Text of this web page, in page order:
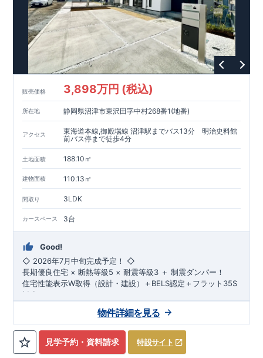
開放感あふれる住空間
制震ダンパーと長期優良住宅仕様により、安心で快適な住まい
を実現。ゆとりある設計で家族みんなが快適に過ごせます。
駅近で利便性良好
伊豆長岡駅まで徒歩圏内で、スーパーや医療機関も近く、毎日
の生活が便利です。
◇ ブルーミングガーデンのこだわり ◇
全棟自社一貫体制
設計・施工・営業を一貫管理。不要な中間マージンを省き、高
品質とコスト効率を両立。
耐震等級3取得
建築基準法の1.5倍の耐震力を確保。災害時も安心して暮らせる
住宅です。
住宅性能評価ダブル取得
能と品質の信頼性を保証します。
長期優良住宅
長期にわたる安心・快適な住まいを実現する住宅です。税制優
遇や中古市場での有利性も兼ね備えています。
充実のアフターサポート
お引渡し後、最大4回の無料点検と60年保証。グループ会社が
責任を持って長期にわたりサポートいたします。
​■--■--■--■--■--■--■--■--■--■--■
現地案内​ 予約受付中！【先行販売】
​資料請求・お電話どちらでも可能です。
​三島営業所直通：0120-1081-15
​​■--■--■--■--■--■--■--■--■--■--■
スマートフォンで見やすい特設サイトはこちら
https://www.e-blooming.com/bukken/79075020/
販売価格 3,898万円 (税込)
所在地 静岡県沼津市東沢田字中村268番1(地番)
アクセス
東海道本線,御殿場線 沼津駅までバス13分 明治史料館
前バス停まで徒歩4分
土地面積 188.10㎡
建物面積 110.13㎡
間取り 3LDK
カースペース 3台
Good!
◇ 2026年7月中旬完成予定！ ◇
長期優良住宅 × 断熱等級5 × 耐震等級3 ＋ 制震ダンパー！
住宅性能表示W取得（設計・建設）＋BELS認定＋フラット35S
対応！
JR東海道本線、JR御殿場線「沼津」駅までバス13分
バス停「明治史料館前」まで徒歩4分
◇ 物件周辺環境 ◇
【 教育施設 】
見学予約・資料請求 特設サイト
物件詳細を見る